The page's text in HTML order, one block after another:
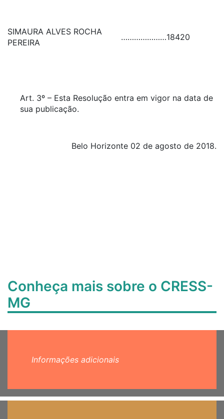
SIMAURA ALVES ROCHA
PEREIRA
…………………18420
Art. 3º – Esta Resolução entra em vigor na data de
sua publicação.
Belo Horizonte 02 de agosto de 2018.
Conheça mais sobre o CRESS-
MG
Informações adicionais